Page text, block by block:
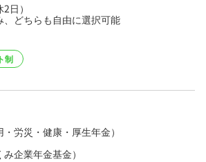
日）
、どちらも自由に選択可能
制
労災・健康・厚生年金）
企業年金基金）